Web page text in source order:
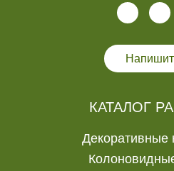
КАТАЛОГ
Декоративные